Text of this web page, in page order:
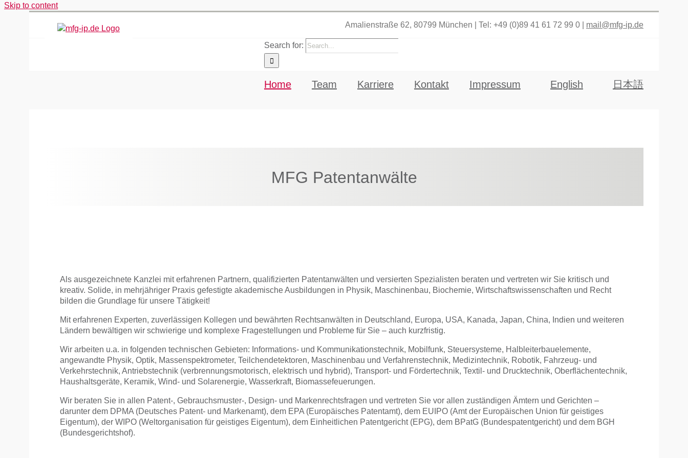
Skip to content
Amalienstraße 62, 80799 München | Tel: +49 (0)89 41 61 72 99 0 | mail@mfg-ip.de
Search for:
Home Team Karriere Kontakt Impressum English 日本語
MFG Patentanwälte
Als ausgezeichnete Kanzlei mit erfahrenen Partnern, qualifizierten Patentanwälten und versierten Spezialisten beraten und vertreten wir Sie kritisch und
kreativ. Solide, in mehrjähriger Praxis gefestigte akademische Ausbildungen in Physik, Maschinenbau, Biochemie, Wirtschaftswissenschaften und Recht
bilden die Grundlage für unsere Tätigkeit!
Mit erfahrenen Experten, zuverlässigen Kollegen und bewährten Rechtsanwälten in Deutschland, Europa, USA, Kanada, Japan, China, Indien und weiteren
Ländern bewältigen wir schwierige und komplexe Fragestellungen und Probleme für Sie – auch kurzfristig.
Wir arbeiten u.a. in folgenden technischen Gebieten: Informations- und Kommunikationstechnik, Mobilfunk, Steuersysteme, Halbleiterbauelemente,
angewandte Physik, Optik, Massenspektrometer, Teilchendetektoren, Maschinenbau und Verfahrenstechnik, Medizintechnik, Robotik, Fahrzeug- und
Verkehrstechnik, Antriebstechnik (verbrennungsmotorisch, elektrisch und hybrid), Transport- und Fördertechnik, Textil- und Drucktechnik, Oberflächentechnik,
Haushaltsgeräte, Keramik, Wind- und Solarenergie, Wasserkraft, Biomassefeuerungen.
Wir beraten Sie in allen Patent-, Gebrauchsmuster-, Design- und Markenrechtsfragen und vertreten Sie vor allen zuständigen Ämtern und Gerichten –
darunter dem DPMA (Deutsches Patent- und Markenamt), dem EPA (Europäisches Patentamt), dem EUIPO (Amt der Europäischen Union für geistiges
Eigentum), der WIPO (Weltorganisation für geistiges Eigentum), dem Einheitlichen Patentgericht (EPG), dem BPatG (Bundespatentgericht) und dem BGH
(Bundesgerichtshof).